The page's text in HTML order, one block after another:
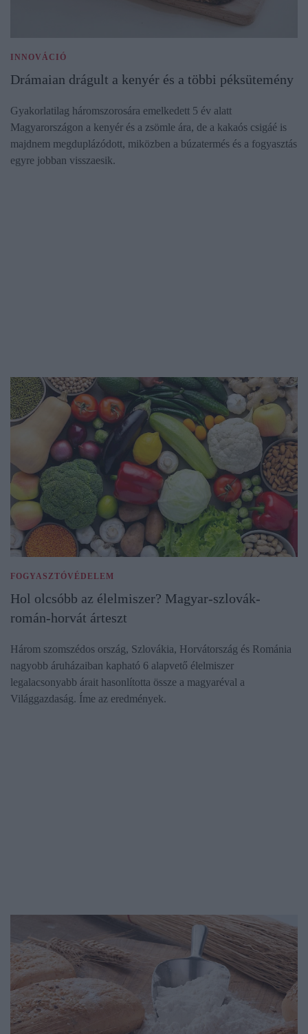
INNOVÁCIÓ
Drámaian drágult a kenyér és a többi péksütemény
Gyakorlatilag háromszorosára emelkedett 5 év alatt
Magyarországon a kenyér és a zsömle ára, de a kakaós csigáé is
majdnem megduplázódott, miközben a búzatermés és a fogyasztás
egyre jobban visszaesik.
FOGYASZTÓVÉDELEM
Hol olcsóbb az élelmiszer? Magyar-szlovák-
román-horvát árteszt
Három szomszédos ország, Szlovákia, Horvátország és Románia
nagyobb áruházaiban kapható 6 alapvető élelmiszer
legalacsonyabb árait hasonlította össze a magyaréval a
Világgazdaság. Íme az eredmények.